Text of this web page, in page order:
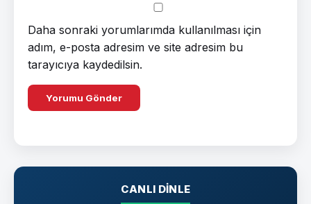
Daha sonraki yorumlarımda kullanılması için
adım, e-posta adresim ve site adresim bu
tarayıcıya kaydedilsin.
CANLI DINLE